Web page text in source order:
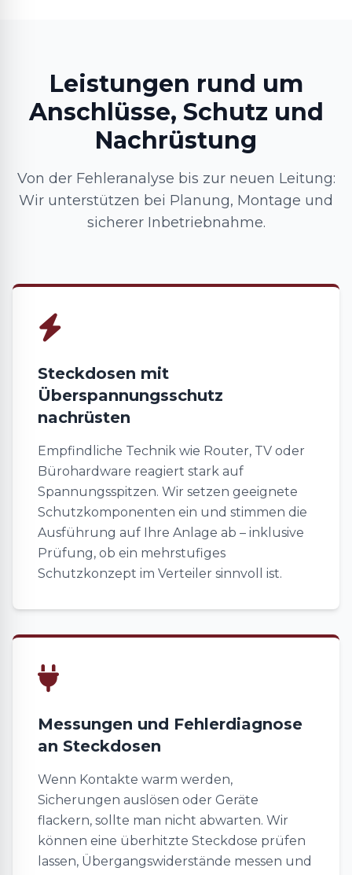
Leistungen rund um
Anschlüsse, Schutz und
Nachrüstung
Von der Fehleranalyse bis zur neuen Leitung:
Wir unterstützen bei Planung, Montage und
sicherer Inbetriebnahme.
Steckdosen mit
Überspannungsschutz
nachrüsten
Empfindliche Technik wie Router, TV oder
Bürohardware reagiert stark auf
Spannungsspitzen. Wir setzen geeignete
Schutzkomponenten ein und stimmen die
Ausführung auf Ihre Anlage ab – inklusive
Prüfung, ob ein mehrstufiges
Schutzkonzept im Verteiler sinnvoll ist.
Messungen und Fehlerdiagnose
an Steckdosen
Wenn Kontakte warm werden,
Sicherungen auslösen oder Geräte
flackern, sollte man nicht abwarten. Wir
können eine überhitzte Steckdose prüfen
lassen, Übergangswiderstände messen und